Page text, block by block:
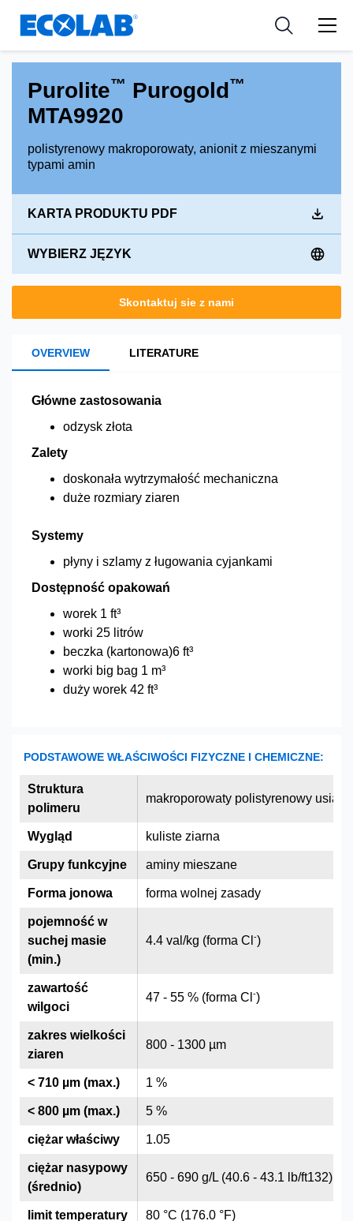
Resources
PRZEMYSŁ
Nutraceuticals
Wiadomości i wydarzenia
Narzędzia
Purolite™ Purogold™
MTA9920
polistyrenowy makroporowaty, anionit z mieszanymi
typami amin
KARTA PRODUKTU PDF
WYBIERZ JĘZYK
Skontaktuj sie z nami
OVERVIEW LITERATURE
Główne zastosowania
odzysk złota
Zalety
doskonała wytrzymałość mechaniczna
duże rozmiary ziaren
Systemy
płyny i szlamy z ługowania cyjankami
Dostępność opakowań
worek 1 ft³
worki 25 litrów
beczka (kartonowa)6 ft³
worki big bag 1 m³
duży worek 42 ft³
PODSTAWOWE WŁAŚCIWOŚCI FIZYCZNE I CHEMICZNE:
makroporowaty polistyrenowy
kuliste ziarna
aminy mieszane
forma wolnej zasady
4.4 val/kg (forma Cl -)
47 - 55 % (forma Cl -)
800 - 1300 µm
1 %
5 %
1.05
650 - 690 g/L (40.6 - 43.1 lb/ft132)
80 °C (176.0 °F)
Struktura
polimeru
Wygląd
Grupy funkcyjne
Forma jonowa
pojemność w
suchej masie
(min.)
zawartość
wilgoci
zakres wielkości
ziaren
< 710 µm (max.)
< 800 µm (max.)
ciężar właściwy
ciężar nasypowy
(średnio)
limit temperatury